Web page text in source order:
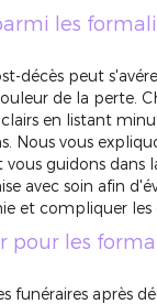
les
décès peut
de la perte.
en listant
Nous vous
guidons dans
avec soin afin
et compliquer les
pour les
funéraires après